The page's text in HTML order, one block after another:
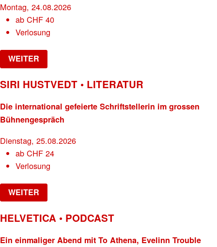
Montag, 24.08.2026
abCHF 40
Verlosung
WEITER
SIRI HUSTVEDT • LITERATUR
Die international gefeierte Schriftstellerin im grossen
Bühnengespräch
Dienstag, 25.08.2026
abCHF 24
Verlosung
WEITER
HELVETICA • PODCAST
Ein einmaliger Abend mit To Athena, Evelinn Trouble